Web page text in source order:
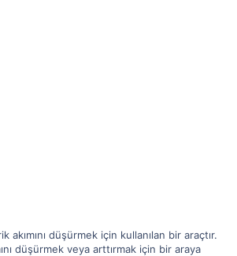
akımını düşürmek için kullanılan bir araçtır.
düşürmek veya arttırmak için bir araya